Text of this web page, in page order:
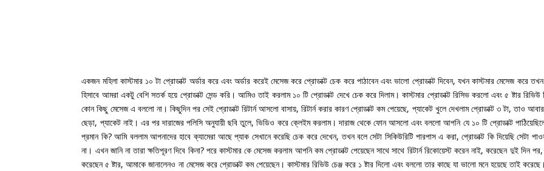
একজন মহিলা কাস্টমার ১০ টা প্রোডাক্ট অর্ডার করে এবং অর্ডার করেই মেসেজ করে প্রোডাক্ট চেক করে পাঠাবেন এবং ভালো প্রোডাক্ট দিবেন, যখন কাস্টমার মেসেজ করে
হিসাবে আমরা একটু বেশি সতর্ক হয়ে প্রোডাক্ট সেন্ড করি। আমিও তাই করলাম ১০ টি প্রোডাক্ট দেখে চেক করে দিলাম। কাস্টমার প্রোডাক্ট রিসিভ করলো এবং ৫ ষ্টার রিভিউ
কোন কিছু মেসেজ এ বললো না। কিছুদিন পর সেই প্রোডাক্ট রিটার্ন আসলো বাসায়, রিটার্ন করার কারণ প্রোডাক্ট কম পেয়েছে, প্যাকেট খুলে দেখলাম প্রোডাক্ট ৩ টা, তাও
ছেড়া, প্যাকেট নাই। এর পর দারাজের পলিসি অনুযায়ী ছবি তুলে, ভিডিও করে ক্লেইম করলাম। দারাজ থেকে ফোন আসলো এবং বললো আপনি যে ১০ টি প্রোডাক্ট
প্রমান কি? আমি বললাম আপনাদের হাবে ক্যামেরা আছে প্যাক সেখানে করেছি চেক করে দেখেন, তখন বলে সেটা সিকিউরিটি পারপাস এ করা, প্রোডাক্ট কি দিয়েছি সেটা
না। এখন জানি না তারা ক্ষতিপূরণ দিবে কিনা? পরে কাস্টমার কে মেসেজ করলাম আপনি কম প্রোডাক্ট পেয়েছেন সাথে সাথে রিটার্ন রিকোয়েস্ট করেন নাই, করেছেন দুই দিন
করেছেন ৫ ষ্টার, আমাকে জানালেনও না মেসেজ করে প্রোডাক্ট কম পেয়েছেন। কাস্টমার রিভিউ চেঞ্জ করে ১ ষ্টার দিলো এবং বললো তার কাছে যা ভালো মনে হয়েছে তাই